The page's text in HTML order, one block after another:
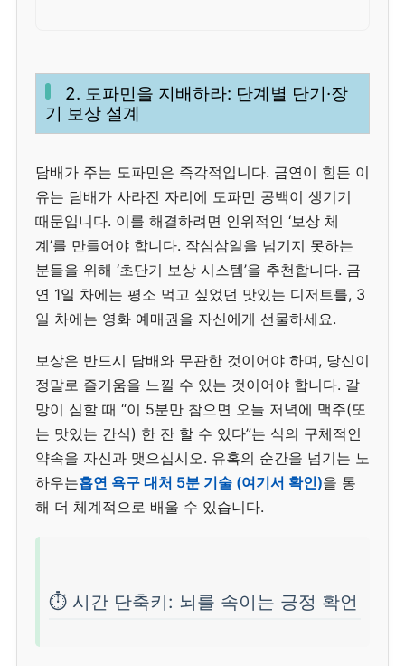
2. 도파민을 지배하라: 단계별 단기·장
기 보상 설계
담배가 주는 도파민은 즉각적입니다. 금연이 힘든 이
유는 담배가 사라진 자리에 도파민 공백이 생기기
때문입니다. 이를 해결하려면 인위적인 ‘보상 체
계’를 만들어야 합니다. 작심삼일을 넘기지 못하는
분들을 위해 ‘초단기 보상 시스템’을 추천합니다. 금
연 1일 차에는 평소 먹고 싶었던 맛있는 디저트를, 3
일 차에는 영화 예매권을 자신에게 선물하세요.
보상은 반드시 담배와 무관한 것이어야 하며, 당신이
정말로 즐거움을 느낄 수 있는 것이어야 합니다. 갈
망이 심할 때 “이 5분만 참으면 오늘 저녁에 맥주(또
는 맛있는 간식) 한 잔 할 수 있다”는 식의 구체적인
약속을 자신과 맺으십시오. 유혹의 순간을 넘기는 노
하우는흡연 욕구 대처 5분 기술 (여기서 확인)을 통
해 더 체계적으로 배울 수 있습니다.
⏱️ 시간 단축키: 뇌를 속이는 긍정 확언